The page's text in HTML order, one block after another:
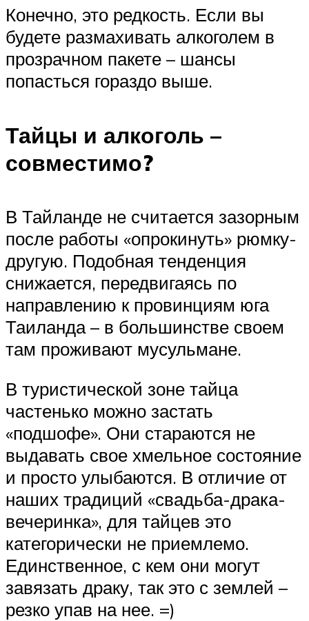
Конечно, это редкость. Если вы
будете размахивать алкоголем в
прозрачном пакете – шансы
попасться гораздо выше.
Тайцы и алкоголь –
совместимо?
В Тайланде не считается зазорным
после работы «опрокинуть» рюмку-
другую. Подобная тенденция
снижается, передвигаясь по
направлению к провинциям юга
Таиланда – в большинстве своем
там проживают мусульмане.
В туристической зоне тайца
частенько можно застать
«подшофе». Они стараются не
выдавать свое хмельное состояние
и просто улыбаются. В отличие от
наших традиций «свадьба-драка-
вечеринка», для тайцев это
категорически не приемлемо.
Единственное, с кем они могут
завязать драку, так это с землей –
резко упав на нее. =)